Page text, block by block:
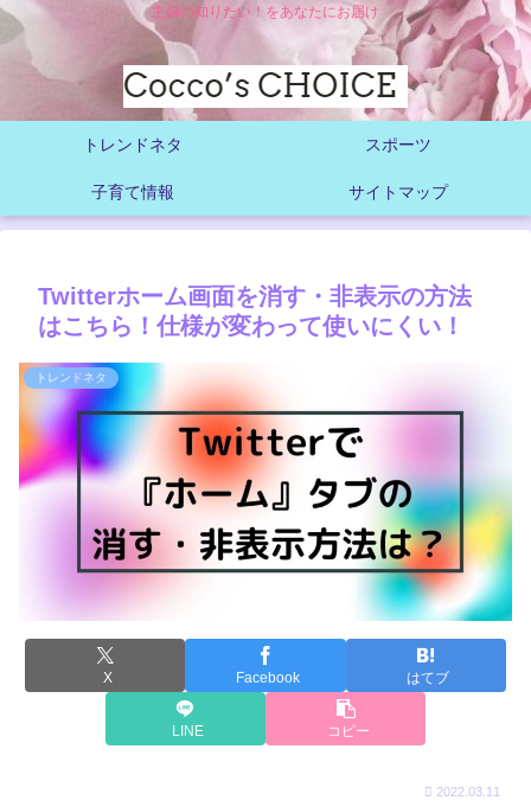
主婦の知りたい！をあなたにお届け
トレンドネタ スポーツ
子育て情報 サイトマップ
Twitterホーム画面を消す・非表示の方法
はこちら！仕様が変わって使いにくい！
トレンドネタ
X Facebook はてブ
LINE コピー
2022.03.11